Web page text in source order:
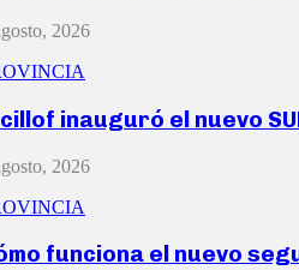
2026
inauguró el nuevo
2026
funciona el nuevo